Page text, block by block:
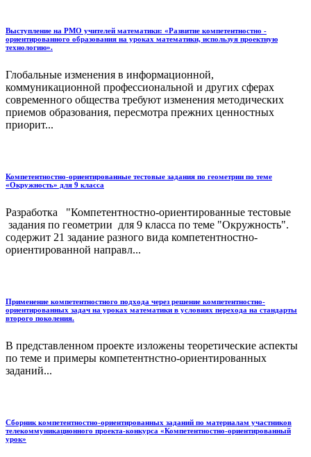
Выступление на РМО учителей математики: «Развитие компетентностно -
ориентированного образования на уроках математики, используя проектную
технологию».
Глобальные изменения в информационной,
коммуникационной профессиональной и других сферах
современного общества требуют изменения методических
приемов образования, пересмотра прежних ценностных
приорит...
Компетентностно-ориентированные тестовые задания по геометрии по теме
«Окружность» для 9 класса
Разработка "Компетентностно-ориентированные тестовые
задания по геометрии для 9 класса по теме "Окружность".
содержит 21 задание разного вида компетентностно-
ориентированной направл...
Применение компетентностного подхода через решение компетентностно-
ориентированных задач на уроках математики в условиях перехода на стандарты
второго поколения.
В представленном проекте изложены теоретические аспекты
по теме и примеры компетентнстно-ориентированных
заданий...
Сборник компетентностно-ориентированных заданий по материалам участников
телекоммуникационного проекта-конкурса «Компетентностно-ориентированный
урок»